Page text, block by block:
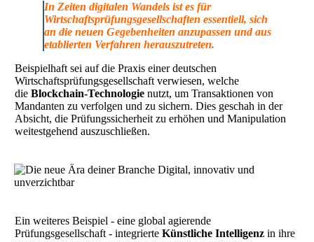
In Zeiten digitalen Wandels ist es für
Wirtschaftsprüfungsgesellschaften essentiell, sich
an die neuen Gegebenheiten anzupassen und aus
etablierten Verfahren herauszutreten.
Beispielhaft sei auf die Praxis einer deutschen
Wirtschaftsprüfungsgesellschaft verwiesen, welche
die Blockchain-Technologie nutzt, um Transaktionen von
Mandanten zu verfolgen und zu sichern. Dies geschah in der
Absicht, die Prüfungssicherheit zu erhöhen und Manipulation
weitestgehend auszuschließen.
Ein weiteres Beispiel - eine global agierende
Prüfungsgesellschaft - integrierte Künstliche Intelligenz in ihre